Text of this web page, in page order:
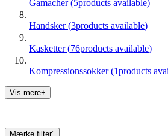
Gamacher (5products available)
Handsker (3products available)
Kasketter (76products available)
Kompressionssokker (1products
Vis mere+
Mærke filter"